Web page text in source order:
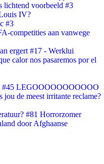
lichtend voorbeeld #3
IV?
#3
competities aan vanwege
ergert #17 - Werklui
calor nos pasaremos por el
#45 LEGOOOOOOOOOOO
de meest irritante reclame?
#81 Horrorzomer
door Afghaanse